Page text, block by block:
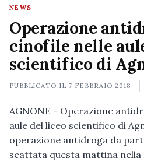
NEWS
Operazione
cinofile nelle
scientifico di
PUBBLICATO IL 7 FEBBRAIO 2018
AGNONE - Operazione
aule del liceo scientifico di
operazione antidroga da
scattata questa mattina